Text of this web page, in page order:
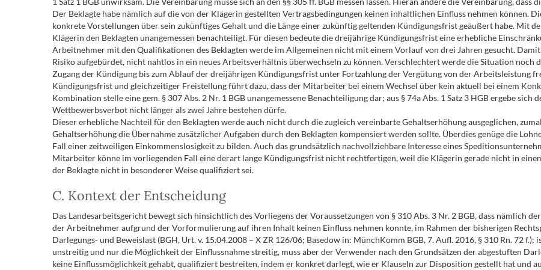
Der Beklagte habe nämlich auf die von der Klägerin gestellten Vertragsbedingungen keinen inhaltlichen Einfluss nehmen können.
konkrete Vorstellungen über sein zukünftiges Gehalt und die Länge einer zukünftig geltenden Kündigungsfrist geäußert habe. Mit
Klägerin den Beklagten unangemessen benachteiligt. Für diesen bedeute die dreijährige Kündigungsfrist eine erhebliche
Arbeitnehmer mit den Qualifikationen des Beklagten werde im Allgemeinen nicht mit einem Vorlauf von drei Jahren gesucht.
Risiko aufgebürdet, nicht nahtlos in ein neues Arbeitsverhältnis überwechseln zu können. Verschlechtert werde die Situation noch
Zugang der Kündigung bis zum Ablauf der dreijährigen Kündigungsfrist unter Fortzahlung der Vergütung von der Arbeitsleistung
Kündigungsfrist und gleichzeitiger Freistellung führt dazu, dass der Mitarbeiter bei einem Wechsel über kein aktuell bei einem
Kombination stelle eine gem. § 307 Abs. 2 Nr. 1 BGB unangemessene Benachteiligung dar; aus § 74a Abs. 1 Satz 3 HGB ergebe sich
Wettbewerbsverbot nicht länger als zwei Jahre bestehen dürfe.
Dieser erhebliche Nachteil für den Beklagten werde auch nicht durch die zugleich vereinbarte Gehaltserhöhung ausgeglichen,
Gehaltserhöhung die Übernahme zusätzlicher Aufgaben durch den Beklagten kompensiert werden sollte. Überdies genüge die
Fall einer zeitweiligen Einkommenslosigkeit zu bilden. Auch das grundsätzlich nachvollziehbare Interesse eines
Mitarbeiter könne im vorliegenden Fall eine derart lange Kündigungsfrist nicht rechtfertigen, weil die Klägerin gerade nicht in
der Beklagte nicht in besonderer Weise qualifiziert sei.
C. Kontext der Entscheidung
Das Landesarbeitsgericht bewegt sich hinsichtlich des Vorliegens der Voraussetzungen von § 310 Abs. 3 Nr. 2 BGB, dass nämlich
der Arbeitnehmer aufgrund der Vorformulierung auf ihren Inhalt keinen Einfluss nehmen konnte, im Rahmen der bisherigen
Darlegungs- und Beweislast (BGH, Urt. v. 15.04.2008 – X ZR 126/06; Basedow in: MünchKomm BGB, 7. Aufl. 2016, § 310 Rn. 72
unstreitig und nur die Möglichkeit der Einflussnahme streitig, muss aber der Verwender nach den Grundsätzen der abgestuften
keine Einflussmöglichkeit gehabt, qualifiziert bestreiten, indem er konkret darlegt, wie er Klauseln zur Disposition gestellt hat und